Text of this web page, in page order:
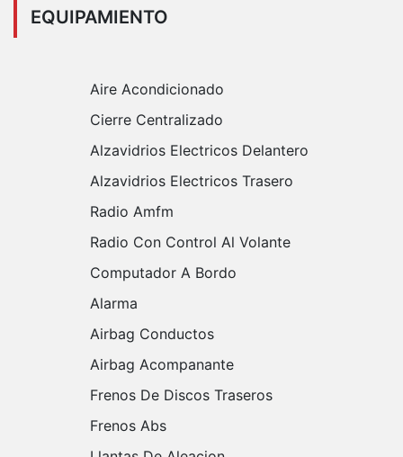
EQUIPAMIENTO
Aire Acondicionado
Cierre Centralizado
Alzavidrios Electricos Delantero
Alzavidrios Electricos Trasero
Radio Amfm
Radio Con Control Al Volante
Computador A Bordo
Alarma
Airbag Conductos
Airbag Acompanante
Frenos De Discos Traseros
Frenos Abs